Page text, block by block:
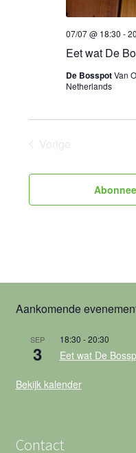
Eet wat De
07/07 @ 18:30 -
De BosspotVan
Netherlands
Aankomende
SEP
3
18:30 -20:30
Eet wat De
Bekijk kalender
Contact